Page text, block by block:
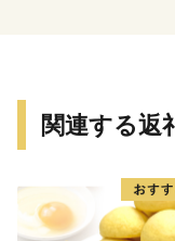
関連する返